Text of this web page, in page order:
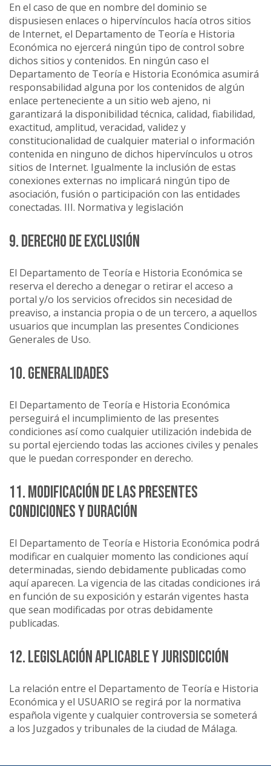
En el caso de que en nombre del dominio se
dispusiesen enlaces o hipervínculos hacía otros sitios
de Internet, el Departamento de Teoría e Historia
Económica no ejercerá ningún tipo de control sobre
dichos sitios y contenidos. En ningún caso el
Departamento de Teoría e Historia Económica asumirá
responsabilidad alguna por los contenidos de algún
enlace perteneciente a un sitio web ajeno, ni
garantizará la disponibilidad técnica, calidad, fiabilidad,
exactitud, amplitud, veracidad, validez y
constitucionalidad de cualquier material o información
contenida en ninguno de dichos hipervínculos u otros
sitios de Internet. Igualmente la inclusión de estas
conexiones externas no implicará ningún tipo de
asociación, fusión o participación con las entidades
conectadas. III. Normativa y legislación
9. DERECHO DE EXCLUSIÓN
El Departamento de Teoría e Historia Económica se
reserva el derecho a denegar o retirar el acceso a
portal y/o los servicios ofrecidos sin necesidad de
preaviso, a instancia propia o de un tercero, a aquellos
usuarios que incumplan las presentes Condiciones
Generales de Uso.
10. GENERALIDADES
El Departamento de Teoría e Historia Económica
perseguirá el incumplimiento de las presentes
condiciones así como cualquier utilización indebida de
su portal ejerciendo todas las acciones civiles y penales
que le puedan corresponder en derecho.
11. MODIFICACIÓN DE LAS PRESENTES
CONDICIONES Y DURACIÓN
El Departamento de Teoría e Historia Económica podrá
modificar en cualquier momento las condiciones aquí
determinadas, siendo debidamente publicadas como
aquí aparecen. La vigencia de las citadas condiciones irá
en función de su exposición y estarán vigentes hasta
que sean modificadas por otras debidamente
publicadas.
12. LEGISLACIÓN APLICABLE Y JURISDICCIÓN
La relación entre el Departamento de Teoría e Historia
Económica y el USUARIO se regirá por la normativa
española vigente y cualquier controversia se someterá
a los Juzgados y tribunales de la ciudad de Málaga.